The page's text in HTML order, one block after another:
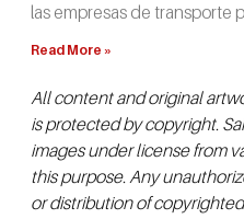
las empresas de transporte
Read More »
All content and original
is protected by copyright.
images under license from
this purpose. Any
or distribution of